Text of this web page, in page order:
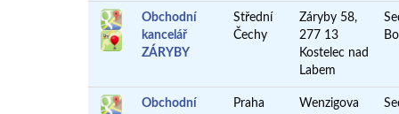
Obchodní
kancelář
ZÁRYBY
Střední
Čechy
Záryby 58,
277 13
Kostelec nad
Labem
Obchodní
Praha
Wenzigova